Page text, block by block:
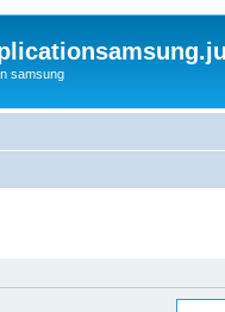
samsung